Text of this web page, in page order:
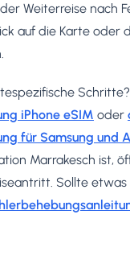
Weiterreise nach
auf die Karte oder
iPhone eSIM oder
für Samsung und
Marrakesch ist,
Sollte etwas